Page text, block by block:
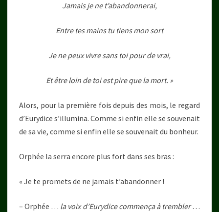
Jamais je ne t’abandonnerai,
Entre tes mains tu tiens mon sort
Je ne peux vivre sans toi pour de vrai,
Et être loin de toi est pire que la mort. »
Alors, pour la première fois depuis des mois, le regard
d’Eurydice s’illumina. Comme si enfin elle se souvenait
de sa vie, comme si enfin elle se souvenait du bonheur.
Orphée la serra encore plus fort dans ses bras :
« Je te promets de ne jamais t’abandonner !
– Orphée … la voix d’Eurydice commença à trembler…